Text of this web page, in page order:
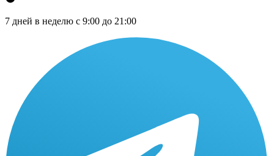
7 дней в неделю с 9:00 до 21:00